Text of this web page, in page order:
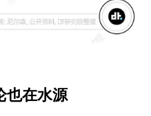
也在水源